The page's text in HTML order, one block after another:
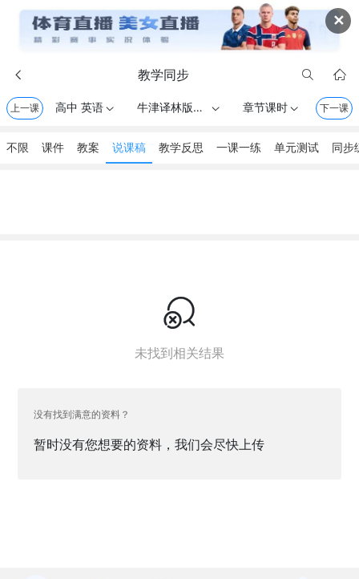
✕
 教学同步  
上一课 高中 英语 牛津译林版（2020） . 必修第一册  章节课时 下一课
不限 课件 教案 说课稿 教学反思 一课一练 单元测试 同步

未找到相关结果
没有找到满意的资料？
暂时没有您想要的资料，我们会尽快上传